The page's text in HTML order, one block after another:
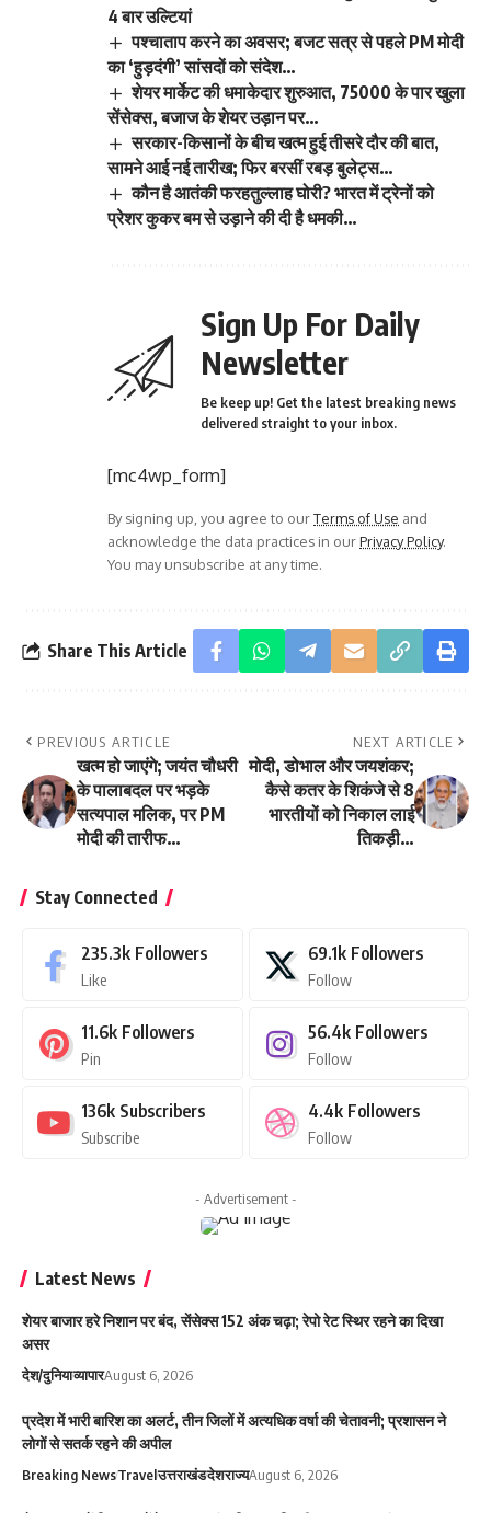
4 बार उल्टियां
पश्चाताप करने का अवसर; बजट सत्र से पहले PM मोदी
का ‘हुड़दंगी’ सांसदों को संदेश…
शेयर मार्केट की धमाकेदार शुरुआत, 75000 के पार खुला
सेंसेक्स, बजाज के शेयर उड़ान पर…
सरकार-किसानों के बीच खत्म हुई तीसरे दौर की बात,
सामने आई नई तारीख; फिर बरसीं रबड़ बुलेट्स…
कौन है आतंकी फरहतुल्लाह घोरी? भारत में ट्रेनों को
प्रेशर कुकर बम से उड़ाने की दी है धमकी…
Sign Up For Daily
Newsletter
Be keep up! Get the latest breaking news
delivered straight to your inbox.
[mc4wp_form]
By signing up, you agree to ourTerms of Use and
acknowledge the data practices in ourPrivacy Policy.
You may unsubscribe at any time.
Share This Article
PREVIOUS ARTICLE
खत्म हो जाएंगे; जयंत चौधरी
के पालाबदल पर भड़के
सत्यपाल मलिक, पर PM
मोदी की तारीफ…
NEXT ARTICLE
मोदी, डोभाल और जयशंकर;
कैसे कतर के शिकंजे से 8
भारतीयों को निकाल लाई
तिकड़ी…
Stay Connected
235.3k Followers
Like
69.1k Followers
Follow
11.6k Followers
Pin
56.4k Followers
Follow
136k Subscribers
Subscribe
4.4k Followers
Follow
- Advertisement -
Latest News
शेयर बाजार हरे निशान पर बंद, सेंसेक्स 152 अंक चढ़ा; रेपो रेट स्थिर रहने का दिखा
असर
देश/दुनियाव्यापारAugust 6, 2026
प्रदेश में भारी बारिश का अलर्ट, तीन जिलों में अत्यधिक वर्षा की चेतावनी; प्रशासन ने
लोगों से सतर्क रहने की अपील
Breaking NewsTravelउत्तराखंडदेशराज्यAugust 6, 2026